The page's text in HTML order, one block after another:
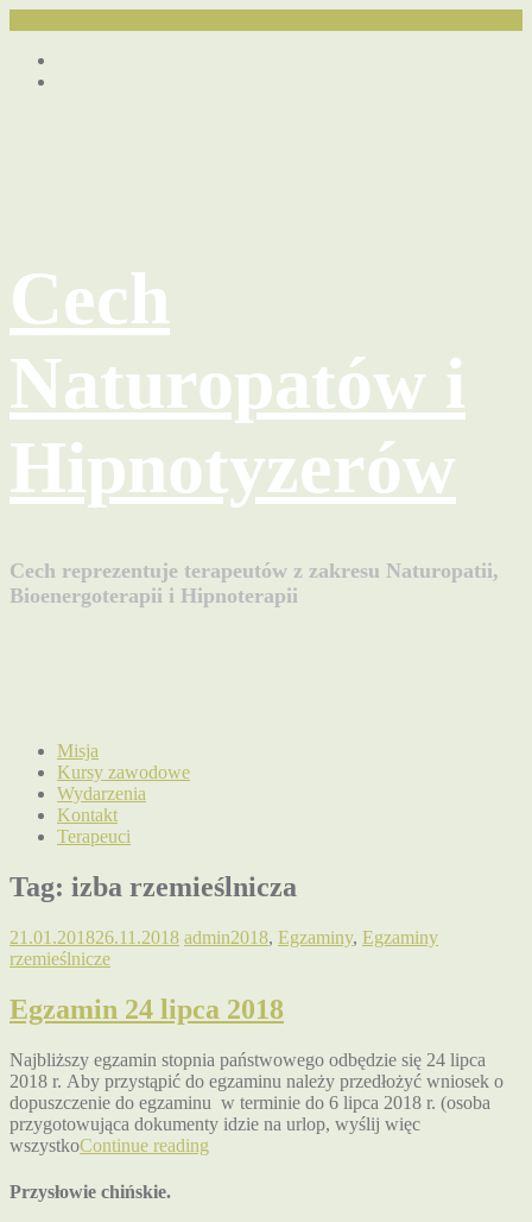
Przejdź
Cech
Naturopatów i
Hipnotyzerów
Cech reprezentuje terapeutów z zakresu Naturopatii,
Bioenergoterapii i Hipnoterapii
Misja
Kursy zawodowe
Wydarzenia
Kontakt
Terapeuci
Tag: izba rzemieślnicza
21.01.201826.11.2018 admin2018, Egzaminy, Egzaminy
rzemieślnicze
Egzamin 24 lipca 2018
Najbliższy egzamin stopnia państwowego odbędzie się 24 lipca
2018 r. Aby przystąpić do egzaminu należy przedłożyć wniosek o
dopuszczenie do egzaminu w terminie do 6 lipca 2018 r. (osoba
przygotowująca dokumenty idzie na urlop, wyślij więc
wszystkoContinue reading
Przysłowie chińskie.